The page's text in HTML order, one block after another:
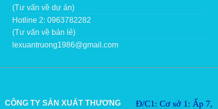
(Tư vấn về dự án)
Hotline 2: 0963782282
(Tư vấn về bán lẻ)
lexuantruong1986@gmail.com
CÔNG TY SẢN XUẤT THƯƠNG
Đ/C1: Cơ sở 1: Ấp 7,